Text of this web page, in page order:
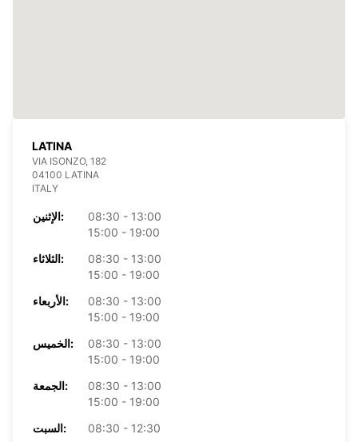
LATINA
VIA ISONZO, 182
04100 LATINA
ITALY
الإثنين:
08:30 - 13:00
15:00 - 19:00
الثلاثاء:
08:30 - 13:00
15:00 - 19:00
الأربعاء:
08:30 - 13:00
15:00 - 19:00
الخميس:
08:30 - 13:00
15:00 - 19:00
الجمعة:
08:30 - 13:00
15:00 - 19:00
السبت:
08:30 - 12:30